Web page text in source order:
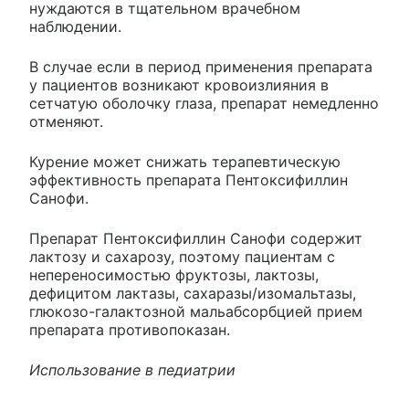
нуждаются в тщательном врачебном
наблюдении.
В случае если в период применения препарата
у пациентов возникают кровоизлияния в
сетчатую оболочку глаза, препарат немедленно
отменяют.
Курение может снижать терапевтическую
эффективность препарата Пентоксифиллин
Санофи.
Препарат Пентоксифиллин Санофи содержит
лактозу и сахарозу, поэтому пациентам с
непереносимостью фруктозы, лактозы,
дефицитом лактазы, сахаразы/изомальтазы,
глюкозо-галактозной мальабсорбцией прием
препарата противопоказан.
Использование в педиатрии